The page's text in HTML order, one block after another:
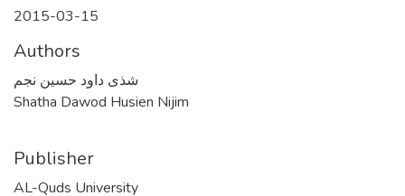
2015-03-15
Authors
شذى داود حسين نجم
Shatha Dawod Husien Nijim
Publisher
AL-Quds University